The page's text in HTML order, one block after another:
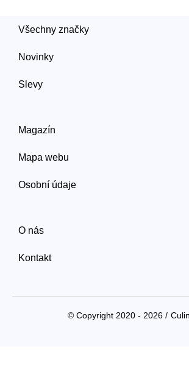
Všechny značky
Novinky
Slevy
Magazín
Mapa webu
Osobní údaje
O nás
Kontakt
© Copyright 2020 - 2026 /